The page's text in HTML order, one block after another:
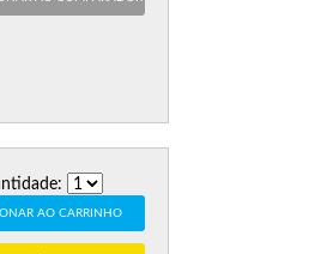
AO CARRINHO